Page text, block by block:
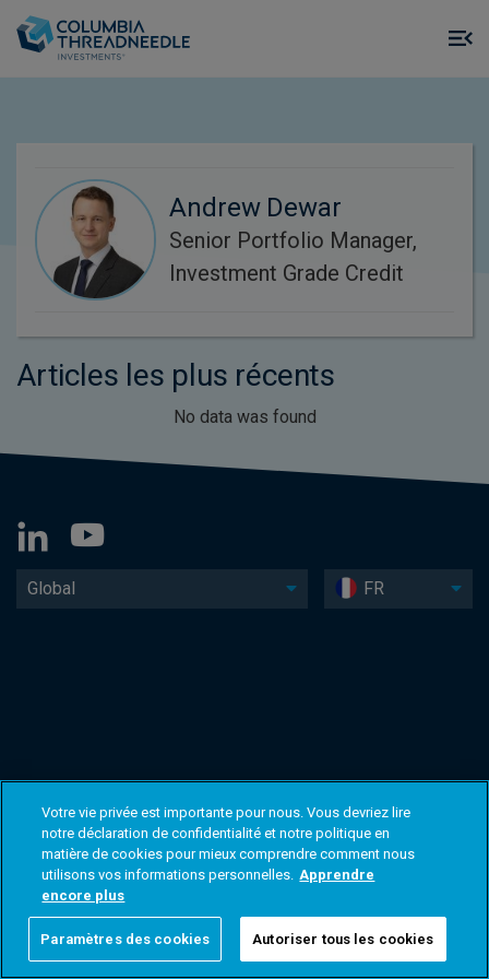
Andrew Dewar
Senior Portfolio Manager,
Investment Grade Credit
Articles les plus récents
No data was found
Global FR
Votre vie privée est importante pour nous. Vous devriez lire
notre déclaration de confidentialité et notre politique en
matière de cookies pour mieux comprendre comment nous
utilisons vos informations personnelles. Apprendre
encore plus
Paramètres des cookies Autoriser tous les cookies